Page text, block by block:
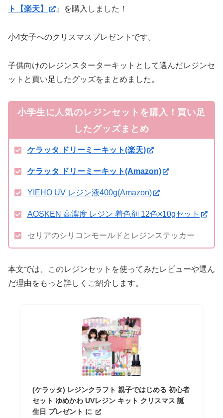
ト【楽天】
』を購入しました！
小4女子へのクリスマスプレゼントです。
子供向けのレジンスターターキットとして選んだレジンセ
ットと買い足したグッズをまとめました。
小学生に人気のレジンセットを購入！買い足
したグッズまとめ
ケラッタ ドリーミーキット(楽天)
ケラッタ ドリーミーキット(Amazon)
YIEHO UV レジン液400g(Amazon)
AOSKEN 高濃度 レジン 着色剤 12色×10gセット
セリアのシリコンモールドとレジンステッカー
本文では、このレジンセットを使ってみたレビューや選ん
だ理由をもっと詳しくご紹介します。
(ケラッタ) レジンクラフト 親子ではじめる 初心者
セット ゆめかわ UVレジン キット クリスマス 誕
生日 プレゼント に